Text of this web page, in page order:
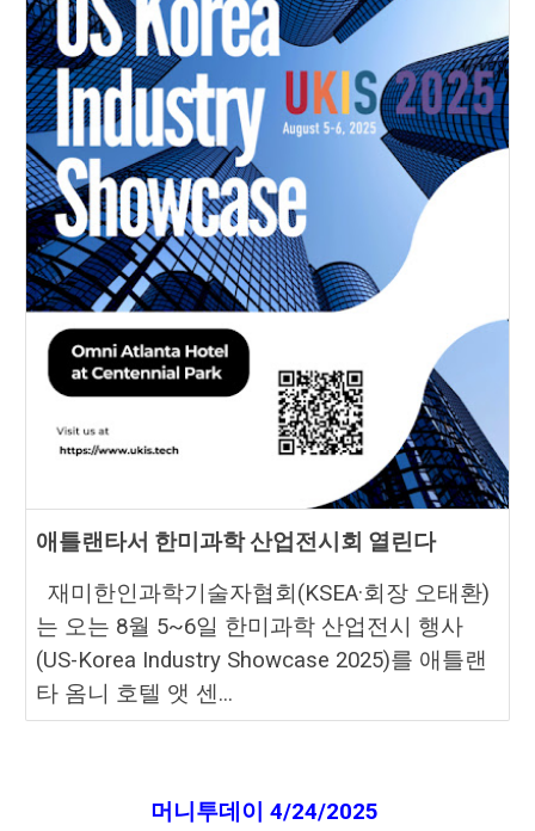
애틀랜타서 한미과학 산업전시회 열린다
재미한인과학기술자협회(KSEA·회장 오태환)
는 오는 8월 5~6일 한미과학 산업전시 행사
(US-Korea Industry Showcase 2025)를 애틀랜
타 옴니 호텔 앳 센...
머니투데이 4/24/2025